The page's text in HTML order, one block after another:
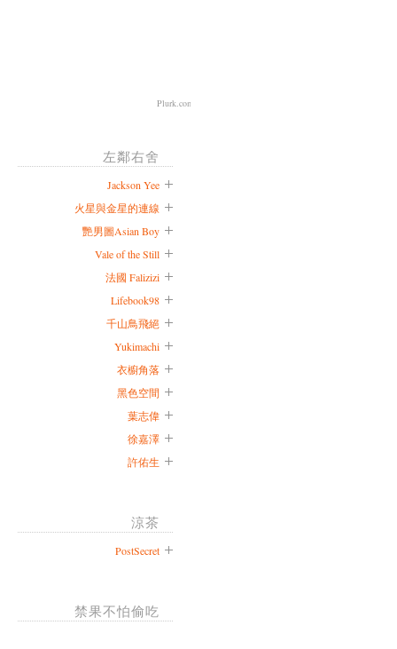
Plurk.com
左鄰右舍
Jackson Yee
火星與金星的連線
艷男圖Asian Boy
Vale of the Still
法國 Falizizi
Lifebook98
千山鳥飛絕
Yukimachi
衣櫥角落
黑色空間
葉志偉
徐嘉澤
許佑生
涼茶
PostSecret
禁果不怕偷吃